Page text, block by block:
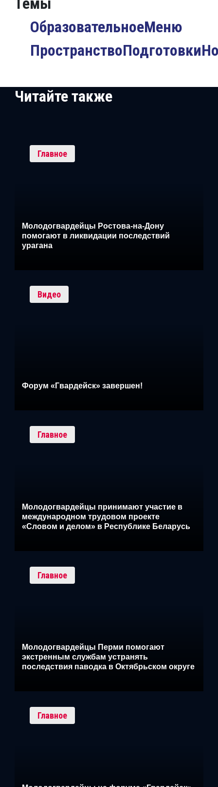
ОбразовательноеМеню
Читайте также
Главное
Молодогвардейцы Ростова-на-Дону
помогают в ликвидации последствий
урагана
Видео
Форум «Гвардейск» завершен!
Главное
Молодогвардейцы принимают участие в
международном трудовом проекте
«Словом и делом» в Республике Беларусь
Главное
Молодогвардейцы Перми помогают
экстренным службам устранять
последствия паводка в Октябрьском округе
Главное